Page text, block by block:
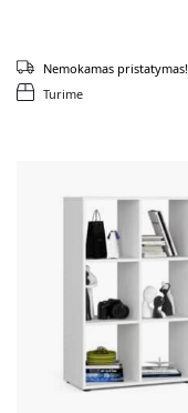
Turime
Nemokamas pristatymas!